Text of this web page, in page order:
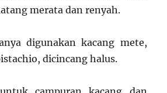
merata dan renyah.
digunakan kacang mete,
dicincang halus.